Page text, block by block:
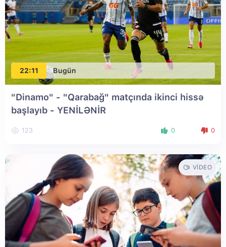
22:11 Bugün
"Dinamo" - "Qarabağ" matçında ikinci hissə
başlayıb - YENİLƏNİR
123 0 0
VIDEO